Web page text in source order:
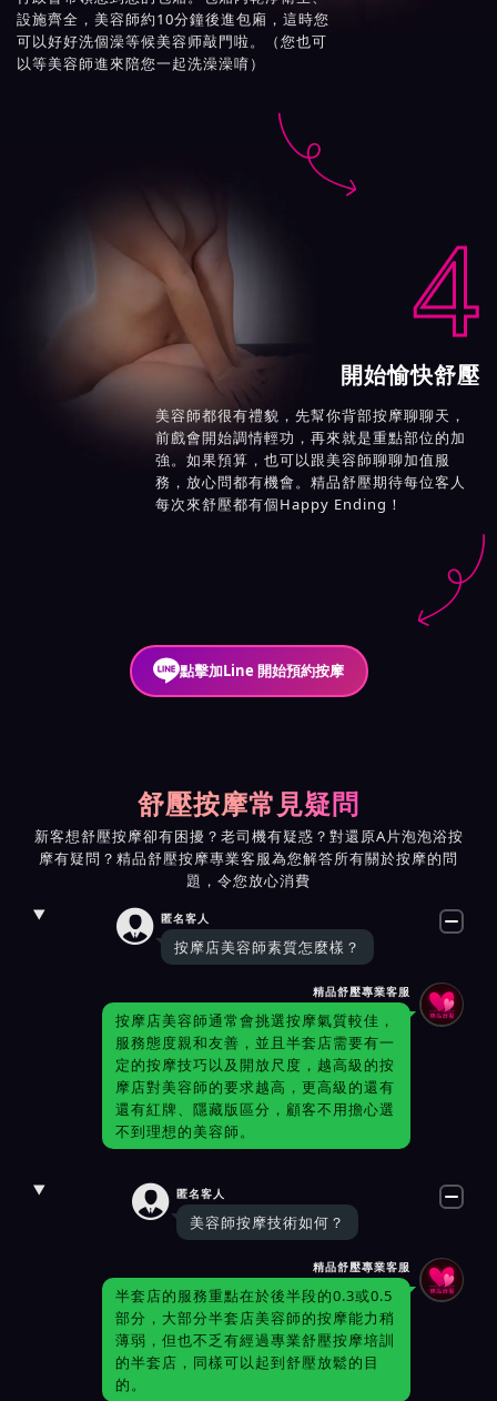
設施齊全，美容師約10分鐘後進包廂，這時您
可以好好洗個澡等候美容师敲門啦。（您也可
以等美容師進來陪您一起洗澡澡唷）

4
開始愉快舒壓
美容師都很有禮貌，先幫你背部按摩聊聊天，
前戲會開始調情輕功，再來就是重點部位的加
強。如果預算，也可以跟美容師聊聊加值服
務，放心問都有機會。精品舒壓期待每位客人
每次來舒壓都有個Happy Ending！
點擊加Line 開始預約按摩
舒壓按摩常見疑問
新客想舒壓按摩卻有困擾？老司機有疑惑？對還原A片泡泡浴按
摩有疑問？精品舒壓按摩專業客服為您解答所有關於按摩的問
題，令您放心消費
 匿名客人
按摩店美容師素質怎麼樣？
精品舒壓專業客服
按摩店美容師通常會挑選按摩氣質較佳，
服務態度親和友善，並且半套店需要有一
定的按摩技巧以及開放尺度，越高級的按
摩店對美容師的要求越高，更高級的還有
還有紅牌、隱藏版區分，顧客不用擔心選
不到理想的美容師。
 匿名客人
美容師按摩技術如何？
精品舒壓專業客服
半套店的服務重點在於後半段的0.3或0.5
部分，大部分半套店美容師的按摩能力稍
薄弱，但也不乏有經過專業舒壓按摩培訓
的半套店，同樣可以起到舒壓放鬆的目
的。